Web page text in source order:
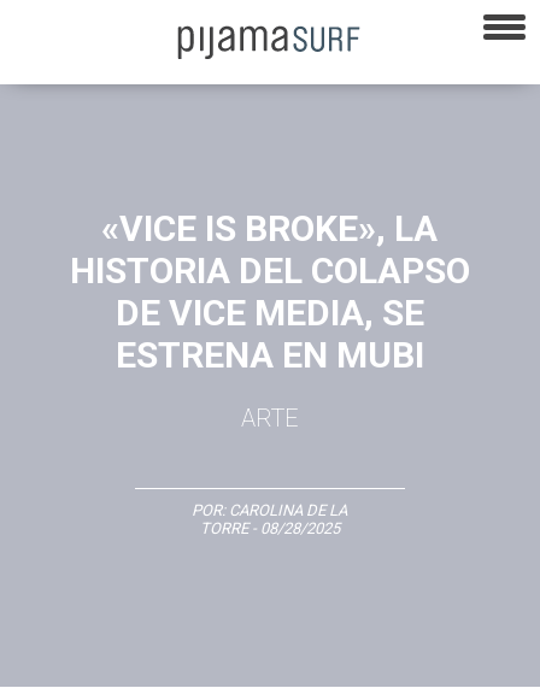
«VICE IS BROKE», LA
HISTORIA DEL COLAPSO
DE VICE MEDIA, SE
ESTRENA EN MUBI
ARTE
POR: CAROLINA DE LA
TORRE- 08/28/2025